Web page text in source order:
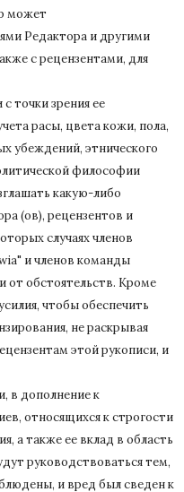
может
Редактора и другими
с рецензентами, для
точки зрения ее
расы, цвета кожи, пола,
убеждений, этнического
философии
какую-либо
(ов), рецензентов и
случаях членов
и членов команды
от обстоятельств. Кроме
чтобы обеспечить
не раскрывая
этой рукописи, и
в дополнение к
относящихся к строгости
а также ее вклад в область
руководствоваться тем,
и вред был сведен к